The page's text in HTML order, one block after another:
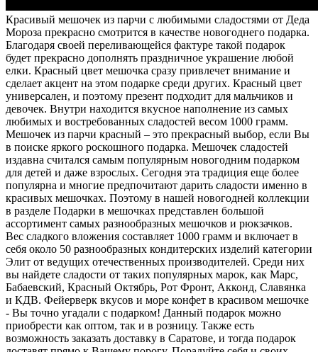
Красивый мешочек из парчи с любимыми сладостями от Деда
Мороза прекрасно смотрится в качестве новогоднего подарка.
Благодаря своей переливающейся фактуре такой подарок
будет прекрасно дополнять праздничное украшение любой
елки. Красный цвет мешочка сразу привлечет внимание и
сделает акцент на этом подарке среди других. Красный цвет
универсален, и поэтому презент подходит для мальчиков и
девочек. Внутри находится вкусное наполнение из самых
любимых и востребованных сладостей весом 1000 грамм.
Мешочек из парчи красный – это прекрасный выбор, если Вы
в поиске яркого роскошного подарка. Мешочек сладостей
издавна считался самым популярным новогодним подарком
для детей и даже взрослых. Сегодня эта традиция еще более
популярна и многие предпочитают дарить сладости именно в
красивых мешочках. Поэтому в нашей новогодней коллекции
в разделе Подарки в мешочках представлен большой
ассортимент самых разнообразных мешочков и рюкзачков.
Вес сладкого вложения составляет 1000 грамм и включает в
себя около 50 разнообразных кондитерских изделий категории
Элит от ведущих отечественных производителей. Среди них
вы найдете сладости от таких популярных марок, как Марс,
Бабаевский, Красный Октябрь, Рот Фронт, Акконд, Славянка
и КДВ. Фейерверк вкусов и море конфет в красивом мешочке
- Вы точно угадали с подарком! Данный подарок можно
приобрести как оптом, так и в розницу. Также есть
возможность заказать доставку в Саратове, и тогда подарок